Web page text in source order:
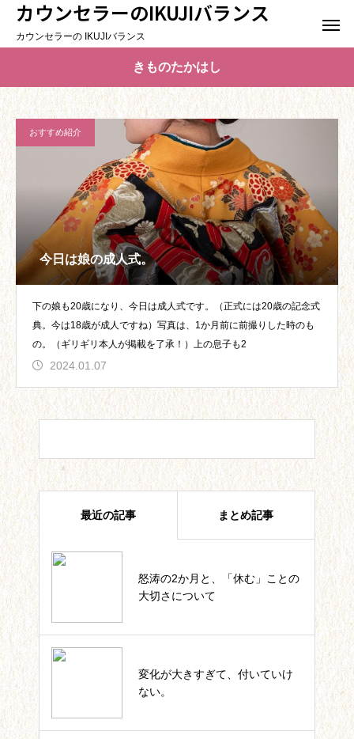
カウンセラーのIKUJIバランス
カウンセラーの IKUJIバランス
きものたかはし
おすすめ紹介
今日は娘の成人式。
下の娘も20歳になり、今日は成人式です。（正式には20歳の記念式
典。今は18歳が成人ですね）写真は、1か月前に前撮りした時のも
の。（ギリギリ本人が掲載を了承！）上の息子も2
2024.01.07
最近の記事 まとめ記事
怒涛の2か月と、「休む」ことの
大切さについて
変化が大きすぎて、付いていけ
ない。
四葉ストーリー記事一覧
私のカウンセラー起業。これまで
の軌跡一覧